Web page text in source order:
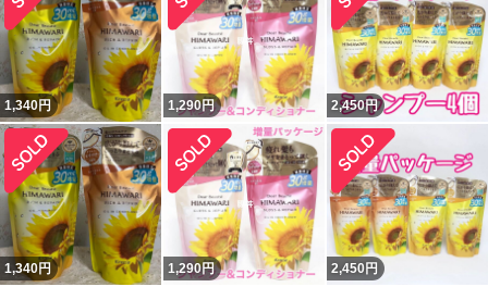
1,340円 1,290円 2,450円
1,340円 1,290円 2,450 円